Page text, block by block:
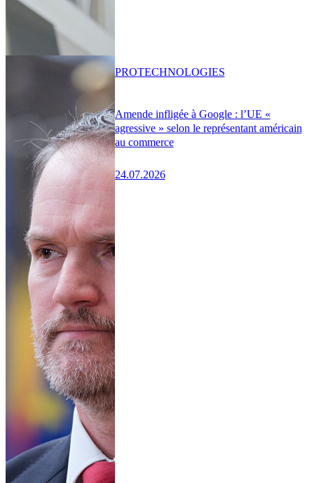
Amende infligée à Google : l’UE «
agressive » selon le représentant américain
au commerce
24.07.2026
PROTECHNOLOGIES